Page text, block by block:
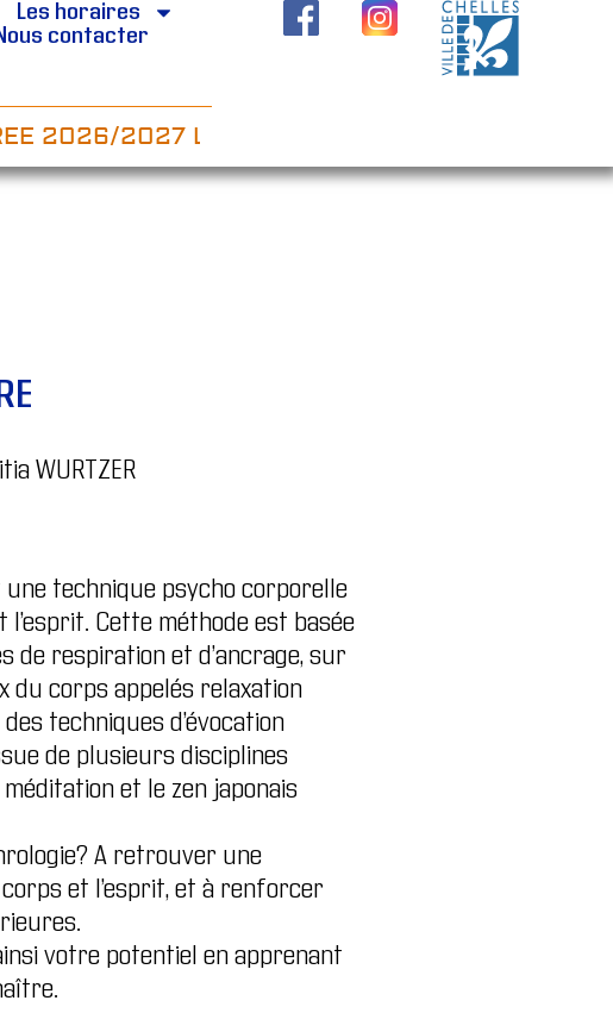
Les horaires
contacter
2026/2027 LE PILATES SUR CHAISE ARRIVE…
WURTZER
une technique psycho corporelle
Cette méthode est basée
de respiration et d’ancrage, sur
du corps appelés relaxation
techniques d’évocation
de plusieurs disciplines
et le zen japonais
A retrouver une
et l’esprit, et à renforcer
votre potentiel en apprenant